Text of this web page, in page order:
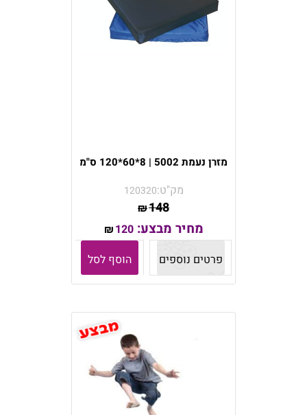
מזרן נעמת 5002 | 8*60*120 ס"מ
מק"ט:120320
₪148
מחיר מבצע: ₪120
פרטים נוספים
הוסף לסל